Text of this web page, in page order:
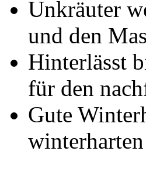
Unkräuter
und den
Hinterlässt
für den
Gute